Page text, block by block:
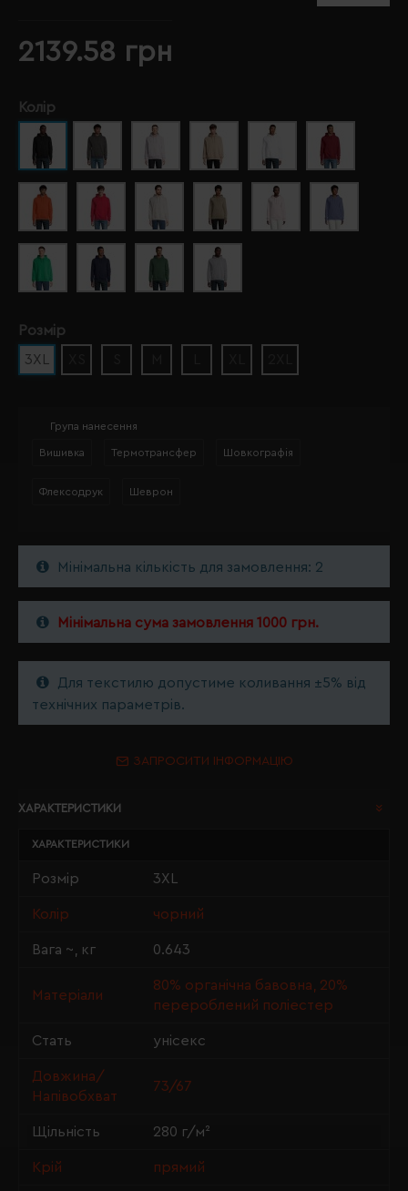
2139.58 грн
Колір
Розмір
3XL
Група нанесення
Вишивка Термотрансфер Шовкографія
Флексодрук Шеврон
Мінімальна кількість для замовлення: 2
Мінімальна сума замовлення 1000 грн.
Для текстилю допустиме коливання ±5% від
технічних параметрів.
ЗАПРОСИТИ ІНФОРМАЦІЮ
ХАРАКТЕРИСТИКИ
ХАРАКТЕРИСТИКИ
Розмір 3XL
Колір чорний
Вага ~, кг 0.643
Матеріали
80% органічна бавовна, 20%
перероблений поліестер
Стать унісекс
Довжина/
Напівобхват
73/67
Щільність 280 г/м²
Крій прямий